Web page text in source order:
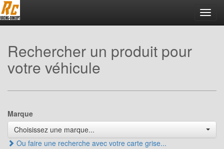
Rechercher un produit pour
votre véhicule
Marque
Choisissez une marque...
Ou faire une recherche avec votre carte grise...